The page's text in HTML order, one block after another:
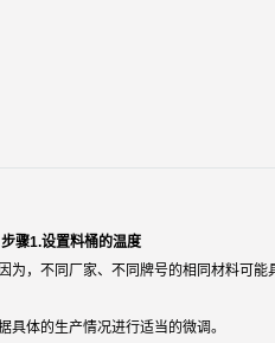
步骤1.设置料桶的温度
，不同厂家、不同牌号的相同材料可
体的生产情况进行适当的微调。